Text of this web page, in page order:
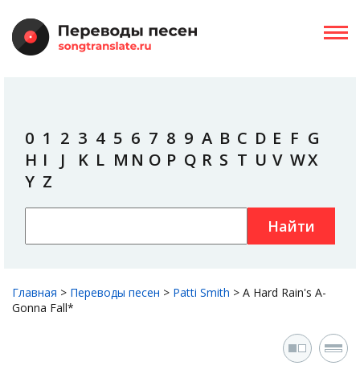
0 1 2 3 4 5 6 7 8 9 A B C D E F G
H I J K L M N O P Q R S T U V WX
Y Z
Найти
Главная > Переводы песен > Patti Smith > A Hard Rain's A-
Gonna Fall*